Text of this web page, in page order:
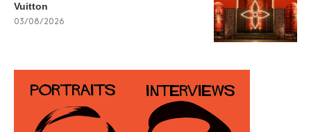
Vuitton
03/08/2026